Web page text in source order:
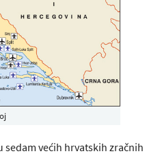
većih hrvatskih zračnih